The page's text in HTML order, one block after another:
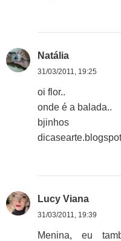
Natália
31/03/2011, 19:25
oi flor..
onde é a balada..
bjinhos
Lucy Viana
31/03/2011, 19:39
Menina, eu